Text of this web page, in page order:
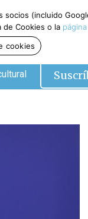
(incluido
de Cookies o la
cookies